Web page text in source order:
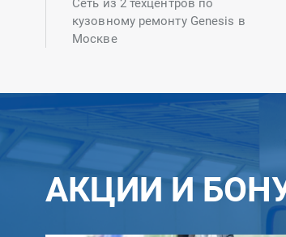
Сеть из 2 техцентров по
кузовному ремонту Genesis в
Москве
АКЦИИ И